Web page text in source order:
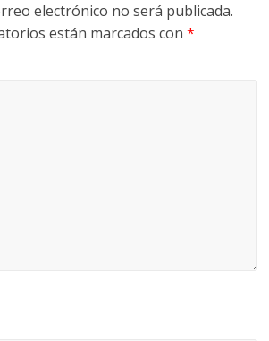
electrónico no será publicada.
están marcados con*